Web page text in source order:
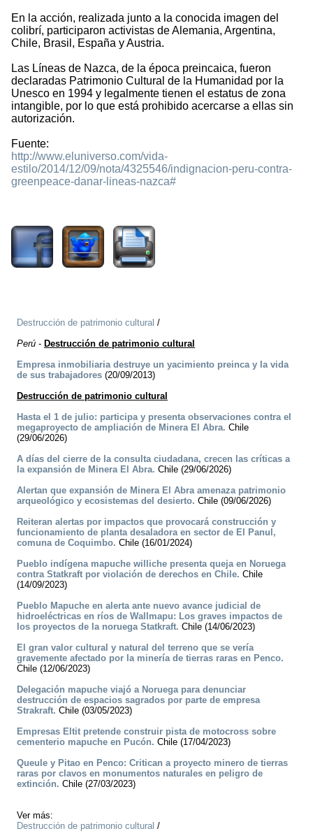
En la acción, realizada junto a la conocida imagen del
colibrí, participaron activistas de Alemania, Argentina,
Chile, Brasil, España y Austria.
Las Líneas de Nazca, de la época preincaica, fueron
declaradas Patrimonio Cultural de la Humanidad por la
Unesco en 1994 y legalmente tienen el estatus de zona
intangible, por lo que está prohibido acercarse a ellas sin
autorización.
Fuente:
http://www.eluniverso.com/vida-
estilo/2014/12/09/nota/4325546/indignacion-peru-contra-
greenpeace-danar-lineas-nazca#
Destrucción de patrimonio cultural /
Perú - Destrucción de patrimonio cultural
Empresa inmobiliaria destruye un yacimiento preinca y la vida
de sus trabajadores (20/09/2013)
Destrucción de patrimonio cultural
Hasta el 1 de julio: participa y presenta observaciones contra el
megaproyecto de ampliación de Minera El Abra. Chile
(29/06/2026)
A días del cierre de la consulta ciudadana, crecen las críticas a
la expansión de Minera El Abra. Chile (29/06/2026)
Alertan que expansión de Minera El Abra amenaza patrimonio
arqueológico y ecosistemas del desierto. Chile (09/06/2026)
Reiteran alertas por impactos que provocará construcción y
funcionamiento de planta desaladora en sector de El Panul,
comuna de Coquimbo. Chile (16/01/2024)
Pueblo indígena mapuche williche presenta queja en Noruega
contra Statkraft por violación de derechos en Chile. Chile
(14/09/2023)
Pueblo Mapuche en alerta ante nuevo avance judicial de
hidroeléctricas en ríos de Wallmapu: Los graves impactos de
los proyectos de la noruega Statkraft. Chile (14/06/2023)
El gran valor cultural y natural del terreno que se vería
gravemente afectado por la minería de tierras raras en Penco.
Chile (12/06/2023)
Delegación mapuche viajó a Noruega para denunciar
destrucción de espacios sagrados por parte de empresa
Strakraft. Chile (03/05/2023)
Empresas Eltit pretende construir pista de motocross sobre
cementerio mapuche en Pucón. Chile (17/04/2023)
Queule y Pitao en Penco: Critican a proyecto minero de tierras
raras por clavos en monumentos naturales en peligro de
extinción. Chile (27/03/2023)
Ver más:
Destrucción de patrimonio cultural /